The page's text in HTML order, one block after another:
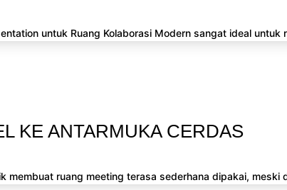
untuk Ruang Kolaborasi Modern sangat ideal untuk
KE ANTARMUKA CERDAS
ruang meeting terasa sederhana dipakai, meski